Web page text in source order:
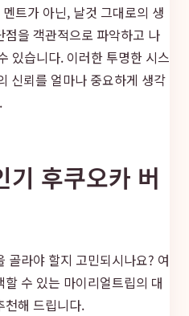
트가 아닌, 날것 그대로의 생
을 객관적으로 파악하고 나
있습니다. 이러한 투명한 시스
신뢰를 얼마나 중요하게 생각
기 후쿠오카 버
골라야 할지 고민되시나요? 여
수 있는 마이리얼트립의 대
천해 드립니다.